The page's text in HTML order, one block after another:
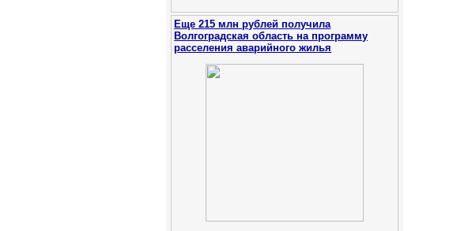
Еще 215 млн рублей получила
Волгоградская область на программу
расселения аварийного жилья